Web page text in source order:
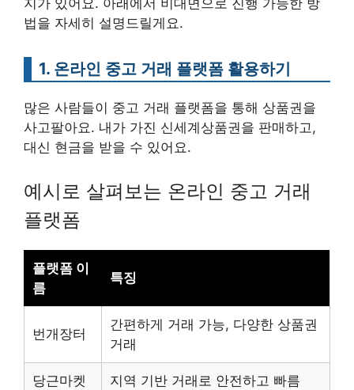
법을 자세히 설명드릴게요.
1. 온라인 중고 거래 플랫폼 활용하기
많은 사람들이 중고 거래 플랫폼을 통해 상품권을
사고팔아요. 내가 가진 신세계상품권을 판매하고,
대신 현금을 받을 수 있어요.
예시로 살펴보는 온라인 중고 거래
플랫폼
플랫폼 이
름
특징
번개장터
간편하게 거래 가능, 다양한 상품권
거래
당근마켓 지역 기반 거래로 안전하고 빠름